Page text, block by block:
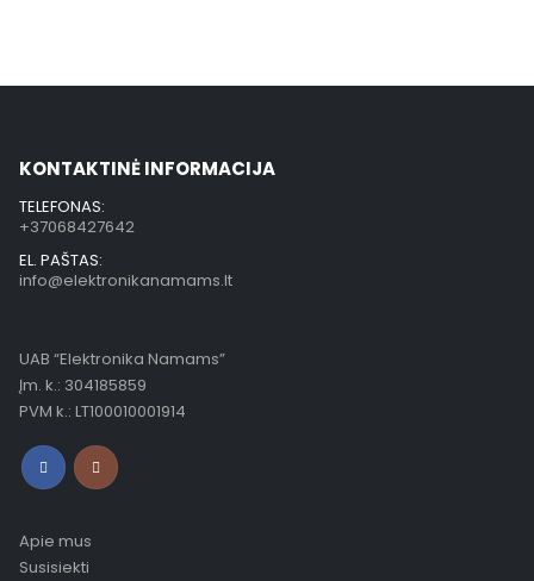
KONTAKTINĖ INFORMACIJA
TELEFONAS:
+37068427642
EL. PAŠTAS:
info@elektronikanamams.lt
UAB “Elektronika Namams”
Įm. k.: 304185859
PVM k.: LT100010001914
Apie mus
Susisiekti